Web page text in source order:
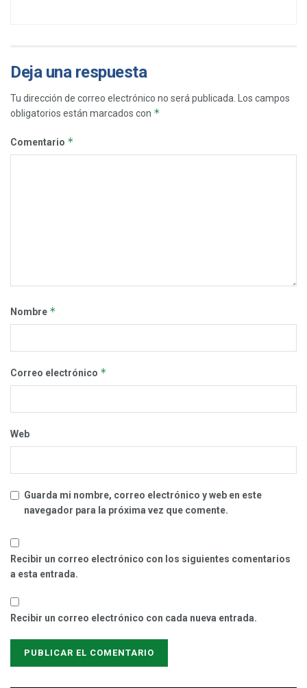
Deja una respuesta
Tu dirección de correo electrónico no será publicada.
Los campos
obligatorios están marcados con *
Comentario *
Nombre *
Correo electrónico *
Web
Guarda mi nombre, correo electrónico y web en este
navegador para la próxima vez que comente.
Recibir un correo electrónico con los siguientes comentarios
a esta entrada.
Recibir un correo electrónico con cada nueva entrada.